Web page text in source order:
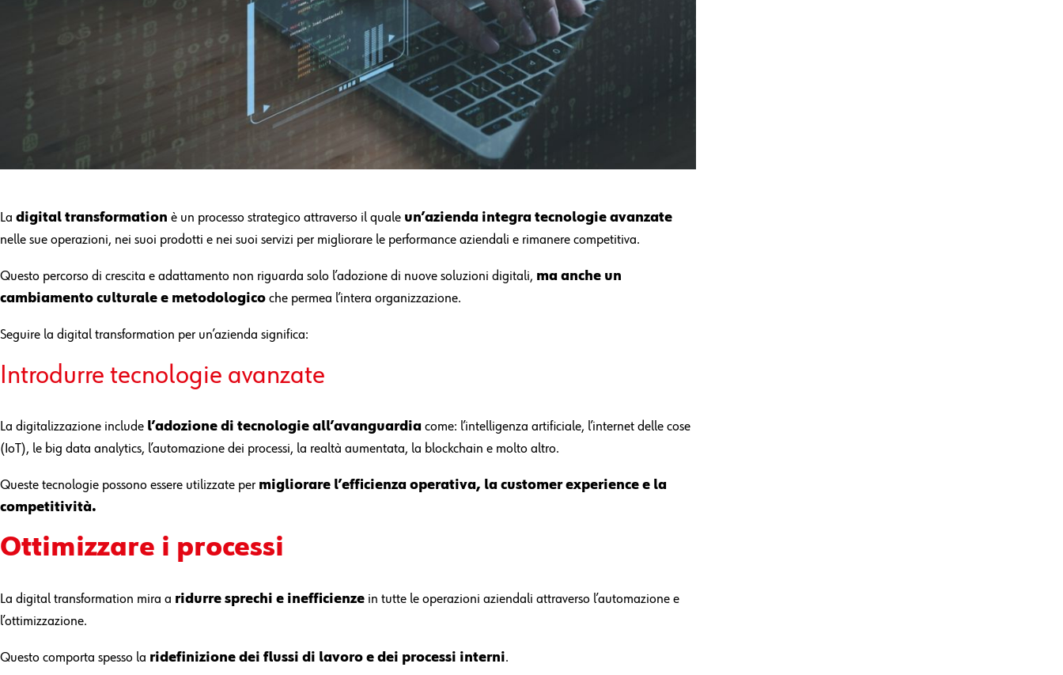
La digital transformation è un processo strategico attraverso il quale un’azienda integra tecnologie avanzate
nelle sue operazioni, nei suoi prodotti e nei suoi servizi per migliorare le performance aziendali e rimanere competitiva.
Questo percorso di crescita e adattamento non riguarda solo l’adozione di nuove soluzioni digitali, ma anche un
cambiamento culturale e metodologico che permea l’intera organizzazione.
Seguire la digital transformation per un’azienda significa:
Introdurre tecnologie avanzate
La digitalizzazione include l’adozione di tecnologie all’avanguardia come: l’intelligenza artificiale, l’internet delle cose
(IoT), le big data analytics, l’automazione dei processi, la realtà aumentata, la blockchain e molto altro.
Queste tecnologie possono essere utilizzate per migliorare l’efficienza operativa, la customer experience e la
competitività.
Ottimizzare i processi
La digital transformation mira a ridurre sprechi e inefficienze in tutte le operazioni aziendali attraverso l’automazione e
l’ottimizzazione.
Questo comporta spesso la ridefinizione dei flussi di lavoro e dei processi interni.